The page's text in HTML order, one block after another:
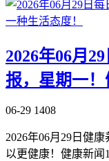
2026年06月
报，星期一！
06-29 1408
2026年06月29日健
以更健康！健康新闻